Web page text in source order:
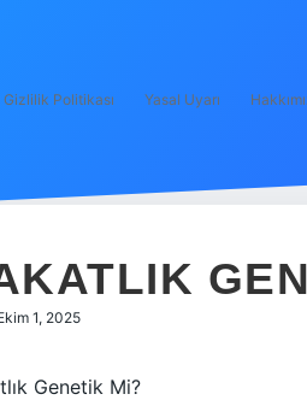
Gizlilik Politikası Yasal Uyarı
1, 2025
Genetik Mi?